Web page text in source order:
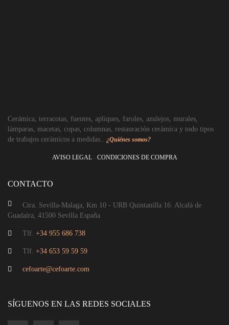
Cerámica, terracotas, fuentes, apliques, faroles, azulejos, murales,
lámparas, macetas, copas, columnas, restauración cerámica y todo tipos
de trabajos cerámicos a medidas.. ¿Quiénes somos?
AVISO LEGAL- CONDICIONES DE COMPRA
CONTACTO
Ctra. Sevilla-Malaga, Km 10 - URB Quintanilla 16. Alcalá de
Guadaíra, 41500 Sevilla España
Tlf. +34 955 686 738
Tlf. +34 653 59 59 59
cefoarte@cefoarte.com
SÍGUENOS EN LAS REDES SOCIALES